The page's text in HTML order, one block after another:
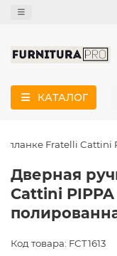
КАТАЛОГ
планке Fratelli Cattini
Дверная
Cattini
Код товара: FCT1613